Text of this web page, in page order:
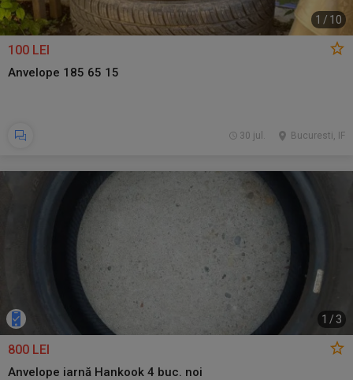
1 / 10
100 LEI
Anvelope 185 65 15
Bucuresti, IF
30 jul.
1 / 3
800 LEI
Anvelope iarnă Hankook 4 buc. noi